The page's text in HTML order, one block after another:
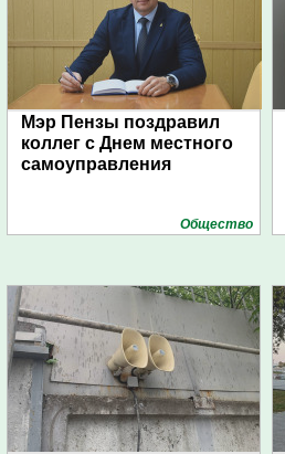
Мэр Пензы поздравил
коллег с Днем местного
самоуправления
Общество